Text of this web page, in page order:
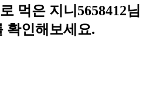
먹은 지니5658412님
확인해보세요.